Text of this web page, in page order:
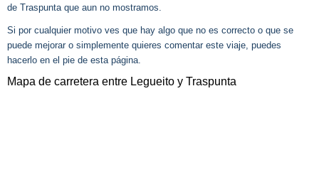
de Traspunta que aun no mostramos.
Si por cualquier motivo ves que hay algo que no es correcto o que se
puede mejorar o simplemente quieres comentar este viaje, puedes
hacerlo en el pie de esta página.
Mapa de carretera entre Legueito y Traspunta